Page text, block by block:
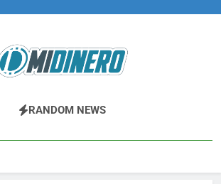
Midinero.co
Fintech, Criptomonedas
RANDOM NEWS